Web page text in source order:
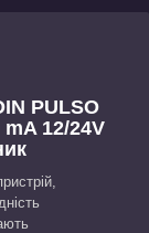
PULSO
12/24V